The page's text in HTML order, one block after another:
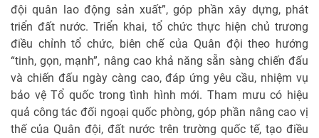
đội quân lao động sản xuất”, góp phần xây dựng, phát
triển đất nước. Triển khai, tổ chức thực hiện chủ trương
điều chỉnh tổ chức, biên chế của Quân đội theo hướng
“tinh, gọn, mạnh”, nâng cao khả năng sẵn sàng chiến đấu
và chiến đấu ngày càng cao, đáp ứng yêu cầu, nhiệm vụ
bảo vệ Tổ quốc trong tình hình mới. Tham mưu có hiệu
quả công tác đối ngoại quốc phòng, góp phần nâng cao vị
thế của Quân đội, đất nước trên trường quốc tế, tạo điều